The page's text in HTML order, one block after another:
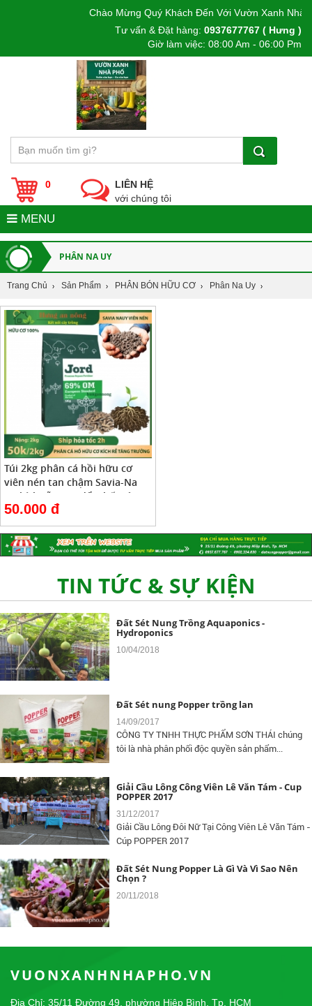
Chào Mừng Quý Khách Đến Với Vườn Xanh Nhà
Tư vấn & Đặt hàng: 0937677767 ( Hưng )
Giờ làm việc: 08:00 Am - 06:00 Pm
0
LIÊN HỆ
với chúng tôi
MENU
PHÂN NA UY
Trang Chủ Sản Phẩm PHÂN BÓN HỮU CƠ Phân Na Uy
Túi 2kg phân cá hồi hữu cơ
viên nén tan chậm Savia-Na
Uy kích rễ, trao đổi chất cây
phát triển mạnh
50.000 đ
TIN TỨC & SỰ KIỆN
Đất Sét Nung Popper Là Gì Và Vì Sao Nên
Chọn ?
Đất Sét Nung Trồng Aquaponics -
Hydroponics
10/04/2018
Đất Sét nung Popper trồng lan
14/09/2017
CÔNG TY TNHH THỰC PHẨM SƠN THÁI chúng
tôi là nhà phân phối độc quyền sản phẩm...
Giải Cầu Lông Công Viên Lê Văn Tám - Cup
POPPER 2017
31/12/2017
Giải Cầu Lông Đôi Nữ Tại Công Viên Lê Văn Tám -
Cúp POPPER 2017
Đất Sét Nung Popper Là Gì Và Vì Sao Nên
Chọn ?
20/11/2018
Đất Sét Nung Trồng Aquaponics -
10/04/2018
VUONXANHNHAPHO.VN
Địa Chỉ: 35/11 Đường 49, phường Hiệp Bình, Tp. HCM